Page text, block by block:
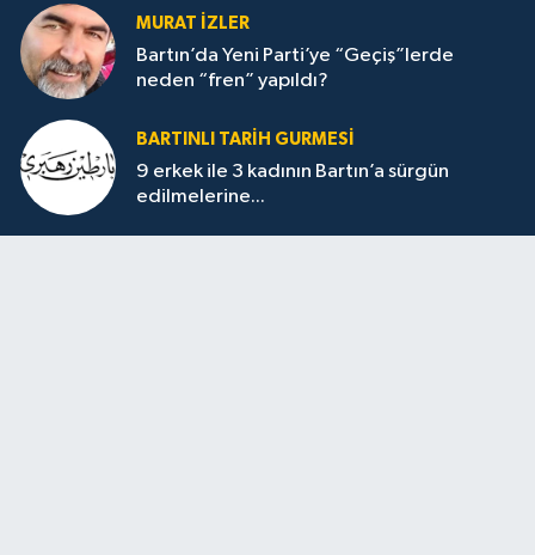
MURAT İZLER
Bartın’da Yeni Parti’ye “Geçiş”lerde
neden “fren” yapıldı?
BARTINLI TARIH GURMESI
9 erkek ile 3 kadının Bartın’a sürgün
edilmelerine...